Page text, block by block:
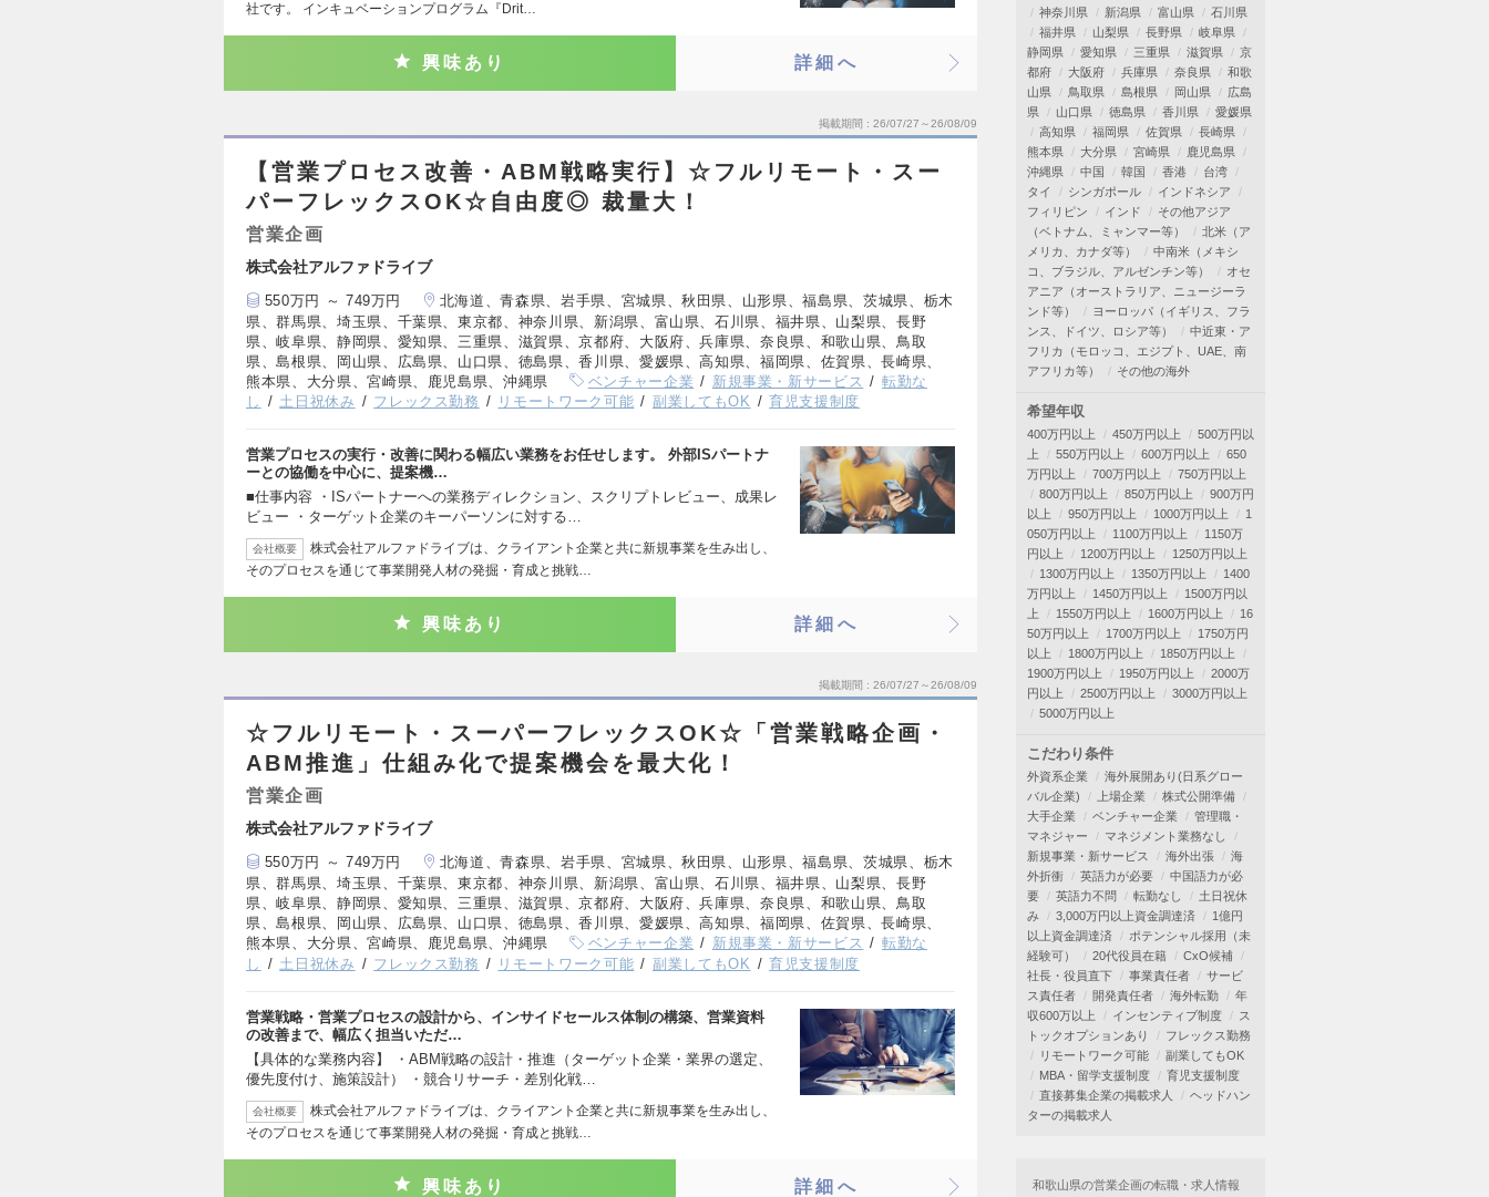
社です。 インキュベーションプログラム『Drit…
興味あり 詳細へ
掲載期間 26/07/27～26/08/09
【営業プロセス改善・ABM戦略実行】☆フルリモート・スー
パーフレックスOK☆自由度◎ 裁量大！
営業企画
株式会社アルファドライブ
550万円 ～ 749万円
北海道、青森県、岩手県、宮城県、秋田県、山形県、福島県、茨城県、栃木
県、群馬県、埼玉県、千葉県、東京都、神奈川県、新潟県、富山県、石川県、福井県、山梨県、長野
県、岐阜県、静岡県、愛知県、三重県、滋賀県、京都府、大阪府、兵庫県、奈良県、和歌山県、鳥取
県、島根県、岡山県、広島県、山口県、徳島県、香川県、愛媛県、高知県、福岡県、佐賀県、長崎県、
熊本県、大分県、宮崎県、鹿児島県、沖縄県
ベンチャー企業 新規事業・新サービス
転勤な
し
土日祝休み フレックス勤務 リモートワーク可能 副業してもOK 育児支援制度
営業プロセスの実行・改善に関わる幅広い業務をお任せします。 外部ISパートナ
ーとの協働を中心に、提案機…
■仕事内容 ・ISパートナーへの業務ディレクション、スクリプトレビュー、成果レ
ビュー ・ターゲット企業のキーパーソンに対する…
会社概要
株式会社アルファドライブは、クライアント企業と共に新規事業を生み出し、
そのプロセスを通じて事業開発人材の発掘・育成と挑戦…
興味あり 詳細へ
掲載期間 26/07/27～26/08/09
☆フルリモート・スーパーフレックスOK☆「営業戦略企画・
ABM推進」仕組み化で提案機会を最大化！
営業企画
株式会社アルファドライブ
550万円 ～ 749万円
北海道、青森県、岩手県、宮城県、秋田県、山形県、福島県、茨城県、栃木
県、群馬県、埼玉県、千葉県、東京都、神奈川県、新潟県、富山県、石川県、福井県、山梨県、長野
県、岐阜県、静岡県、愛知県、三重県、滋賀県、京都府、大阪府、兵庫県、奈良県、和歌山県、鳥取
県、島根県、岡山県、広島県、山口県、徳島県、香川県、愛媛県、高知県、福岡県、佐賀県、長崎県、
熊本県、大分県、宮崎県、鹿児島県、沖縄県
ベンチャー企業 新規事業・新サービス
転勤な
し
土日祝休み フレックス勤務 リモートワーク可能 副業してもOK 育児支援制度
営業戦略・営業プロセスの設計から、インサイドセールス体制の構築、営業資料
の改善まで、幅広く担当いただ…
【具体的な業務内容】 ・ABM戦略の設計・推進（ターゲット企業・業界の選定、
優先度付け、施策設計） ・競合リサーチ・差別化戦…
会社概要
株式会社アルファドライブは、クライアント企業と共に新規事業を生み出し、
そのプロセスを通じて事業開発人材の発掘・育成と挑戦…
興味あり 詳細へ
神奈川県
新潟県 富山県
石川県
福井県
山梨県 長野県
岐阜県
静岡県
愛知県 三重県 滋賀県
京
都府
大阪府 兵庫県 奈良県
和歌
山県
鳥取県 島根県 岡山県
広島
県
山口県 徳島県 香川県
愛媛県
高知県
福岡県 佐賀県
長崎県
熊本県
大分県 宮崎県
鹿児島県
沖縄県
中国 韓国 香港
台湾
タイ
シンガポール
インドネシア
フィリピン
インド
その他アジア
（ベトナム、ミャンマー等）
北米（ア
メリカ、カナダ等）
中南米（メキシ
コ、ブラジル、アルゼンチン等）
オセ
アニア（オーストラリア、ニュージーラ
ンド等）
ヨーロッパ（イギリス、フラ
ンス、ドイツ、ロシア等）
中近東・ア
フリカ（モロッコ、エジプト、UAE、南
アフリカ等）
その他の海外
希望年収
400万円以上 450万円以上
500万円以
上
550万円以上 600万円以上
650
万円以上
700万円以上
750万円以上
800万円以上
850万円以上
900万円
以上
950万円以上 1000万円以上
1
050万円以上
1100万円以上
1150万
円以上
1200万円以上
1250万円以上
1300万円以上
1350万円以上
1400
万円以上
1450万円以上
1500万円以
上
1550万円以上 1600万円以上
16
50万円以上
1700万円以上
1750万円
以上
1800万円以上
1850万円以上
1900万円以上
1950万円以上
2000万
円以上
2500万円以上
3000万円以上
5000万円以上
こだわり条件
外資系企業
海外展開あり(日系グロー
バル企業)
上場企業
株式公開準備
大手企業
ベンチャー企業
管理職・
マネジャー
マネジメント業務なし
新規事業・新サービス
海外出張
海
外折衝
英語力が必要
中国語力が必
要
英語力不問 転勤なし
土日祝休
み
3,000万円以上資金調達済
1億円
以上資金調達済
ポテンシャル採用（未
経験可）
20代役員在籍
CxO候補
社長・役員直下
事業責任者
サービ
ス責任者
開発責任者 海外転勤
年
収600万以上
インセンティブ制度
ス
トックオプションあり
フレックス勤務
リモートワーク可能
副業してもOK
MBA・留学支援制度
育児支援制度
直接募集企業の掲載求人
ヘッドハン
ターの掲載求人
和歌山県の営業企画の転職・求人情報